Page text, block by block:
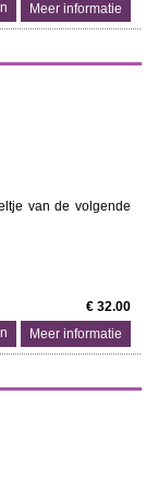
Meer informatie
van de volgende
€ 32.00
Meer informatie